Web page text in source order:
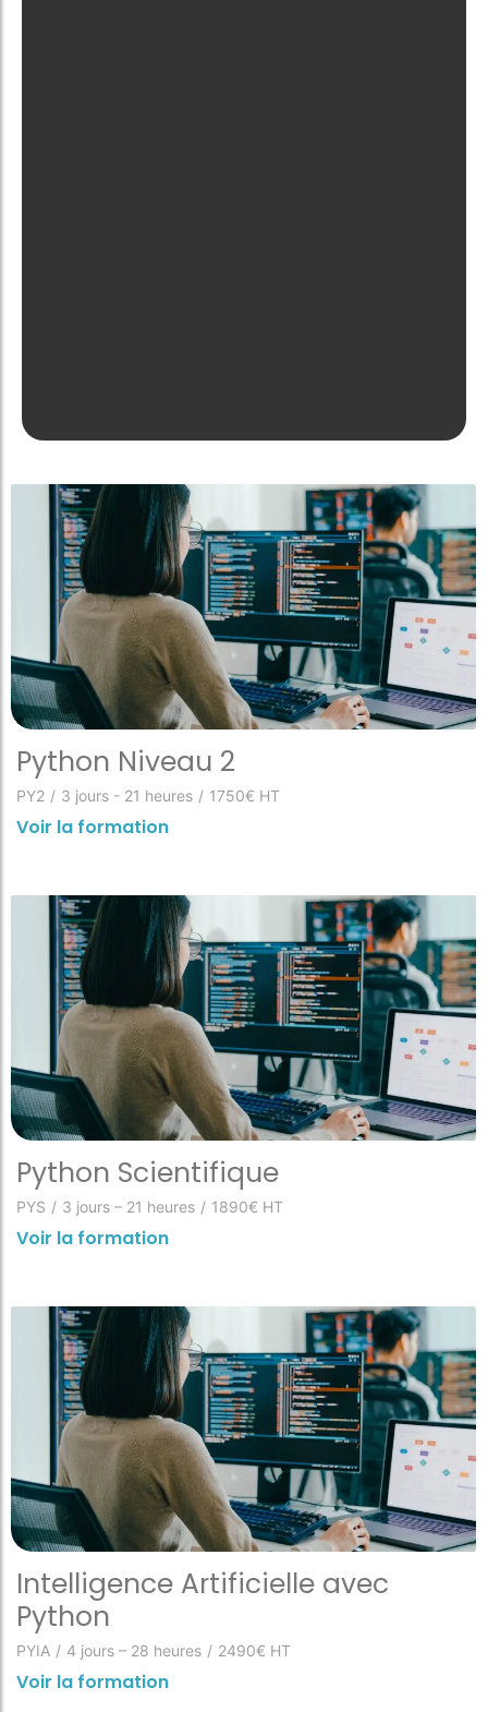
Python Niveau 2
PY2 / 3 jours - 21 heures / 1750€ HT
Voir la formation
Python Scientifique
PYS / 3 jours – 21 heures / 1890€ HT
Voir la formation
Intelligence Artificielle avec
Python
PYIA / 4 jours – 28 heures / 2490€ HT
Voir la formation